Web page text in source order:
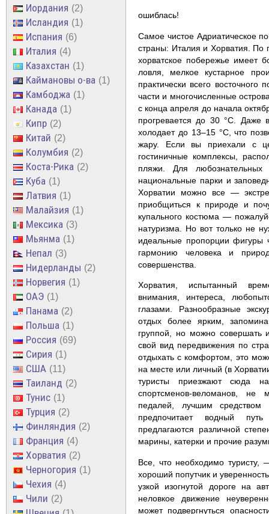
Иордания 2
Исландия 1
Испания 6
Италия 4
Казахстан 1
Каймановы о-ва 1
Камбоджа 1
Канада 1
Кипр 2
Китай 2
Колумбия 2
Коста-Рика 2
Куба 1
Латвия 1
Малайзия 1
Мексика 3
Мьянма 1
Непал 3
Нидерланды 2
Норвегия 1
ОАЭ 1
Панама 2
Польша 1
Россия 69
Сирия 1
США 11
Таиланд 2
Тунис 1
Турция 2
Финляндия 2
Франция 4
Хорватия 2
Черногория 1
Чехия 4
Чили 2
ошиблась!
Самое чистое Адриатическое
страны: Италия и Хорватия. По
хорватское побережье имеет
ловля, мелкое кустарное
практически всего
части и многочисленные
с конца апреля до начала
прогревается до 30 °С. Даже
холодает до 13–15 °С, что
жару. Если вы приехали с
гостиничные комплексы,
пляжи. Для
национальные парки и
Хорватии можно все —
приобщиться к природе и
купального костюма —
натуризма. Но вот только не
идеальные пропорции фигуры
гармонию человека и
совершенства.
Хорватия, испытанный
внимания, интереса,
глазами. Разнообразные
отдых более ярким,
группой, но можно совершать
свой вид передвижения по
отдыхать с комфортом, это
на месте или личный (в
туристы приезжают сюда
спортсменов-веломанов, не
педалей, лучшим
предпочитает водный
предлагаются различной
марины, катерки и прочие
Все, что необходимо туристу,
хороший попутчик и
узкой изогнутой дороге на
неловкое движение
может подвергнуться